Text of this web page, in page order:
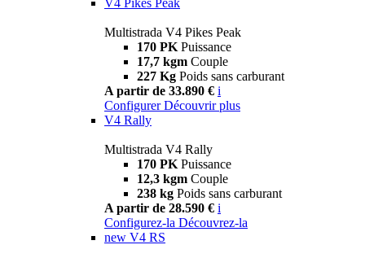
Multistrada V4 Pikes Peak
170 PK Puissance
17,7 kgm Couple
227 Kg Poids sans carburant
A partir de 33.890 € i
Configurer Découvrir plus
V4 Rally
Multistrada V4 Rally
170 PK Puissance
12,3 kgm Couple
238 kg Poids sans carburant
A partir de 28.590 € i
Configurez-la Découvrez-la
new V4 RS